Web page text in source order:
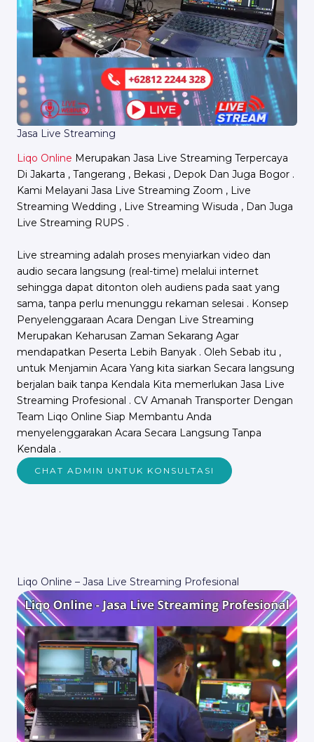
Jasa Live Streaming
Liqo Online Merupakan Jasa Live Streaming Terpercaya
Di Jakarta , Tangerang , Bekasi , Depok Dan Juga Bogor .
Kami Melayani Jasa Live Streaming Zoom , Live
Streaming Wedding , Live Streaming Wisuda , Dan Juga
Live Streaming RUPS .
Live streaming adalah proses menyiarkan video dan
audio secara langsung (real-time) melalui internet
sehingga dapat ditonton oleh audiens pada saat yang
sama, tanpa perlu menunggu rekaman selesai . Konsep
Penyelenggaraan Acara Dengan Live Streaming
Merupakan Keharusan Zaman Sekarang Agar
mendapatkan Peserta Lebih Banyak . Oleh Sebab itu ,
untuk Menjamin Acara Yang kita siarkan Secara langsung
berjalan baik tanpa Kendala Kita memerlukan Jasa Live
Streaming Profesional . CV Amanah Transporter Dengan
Team Liqo Online Siap Membantu Anda
menyelenggarakan Acara Secara Langsung Tanpa
Kendala .
CHAT ADMIN UNTUK KONSULTASI
Liqo Online – Jasa Live Streaming Profesional